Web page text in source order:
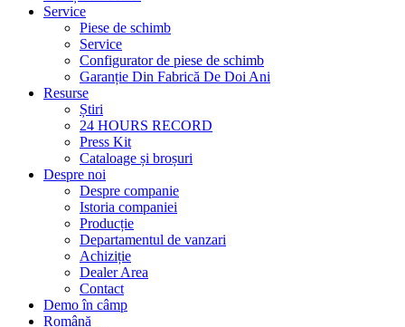
Service
Piese de schimb
Service
Configurator de piese de schimb
Garanție Din Fabrică De Doi Ani
Resurse
Știri
24 HOURS RECORD
Press Kit
Cataloage și broșuri
Despre noi
Despre companie
Istoria companiei
Producție
Departamentul de vanzari
Achiziție
Dealer Area
Contact
Demo în câmp
Română